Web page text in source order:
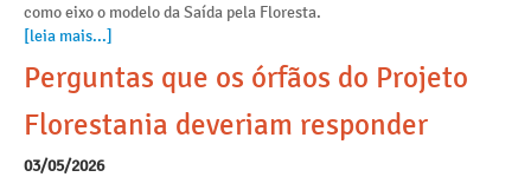
como eixo o modelo da Saída pela Floresta.
[leia mais...]
Perguntas que os órfãos do Projeto
Florestania deveriam responder
03/05/2026